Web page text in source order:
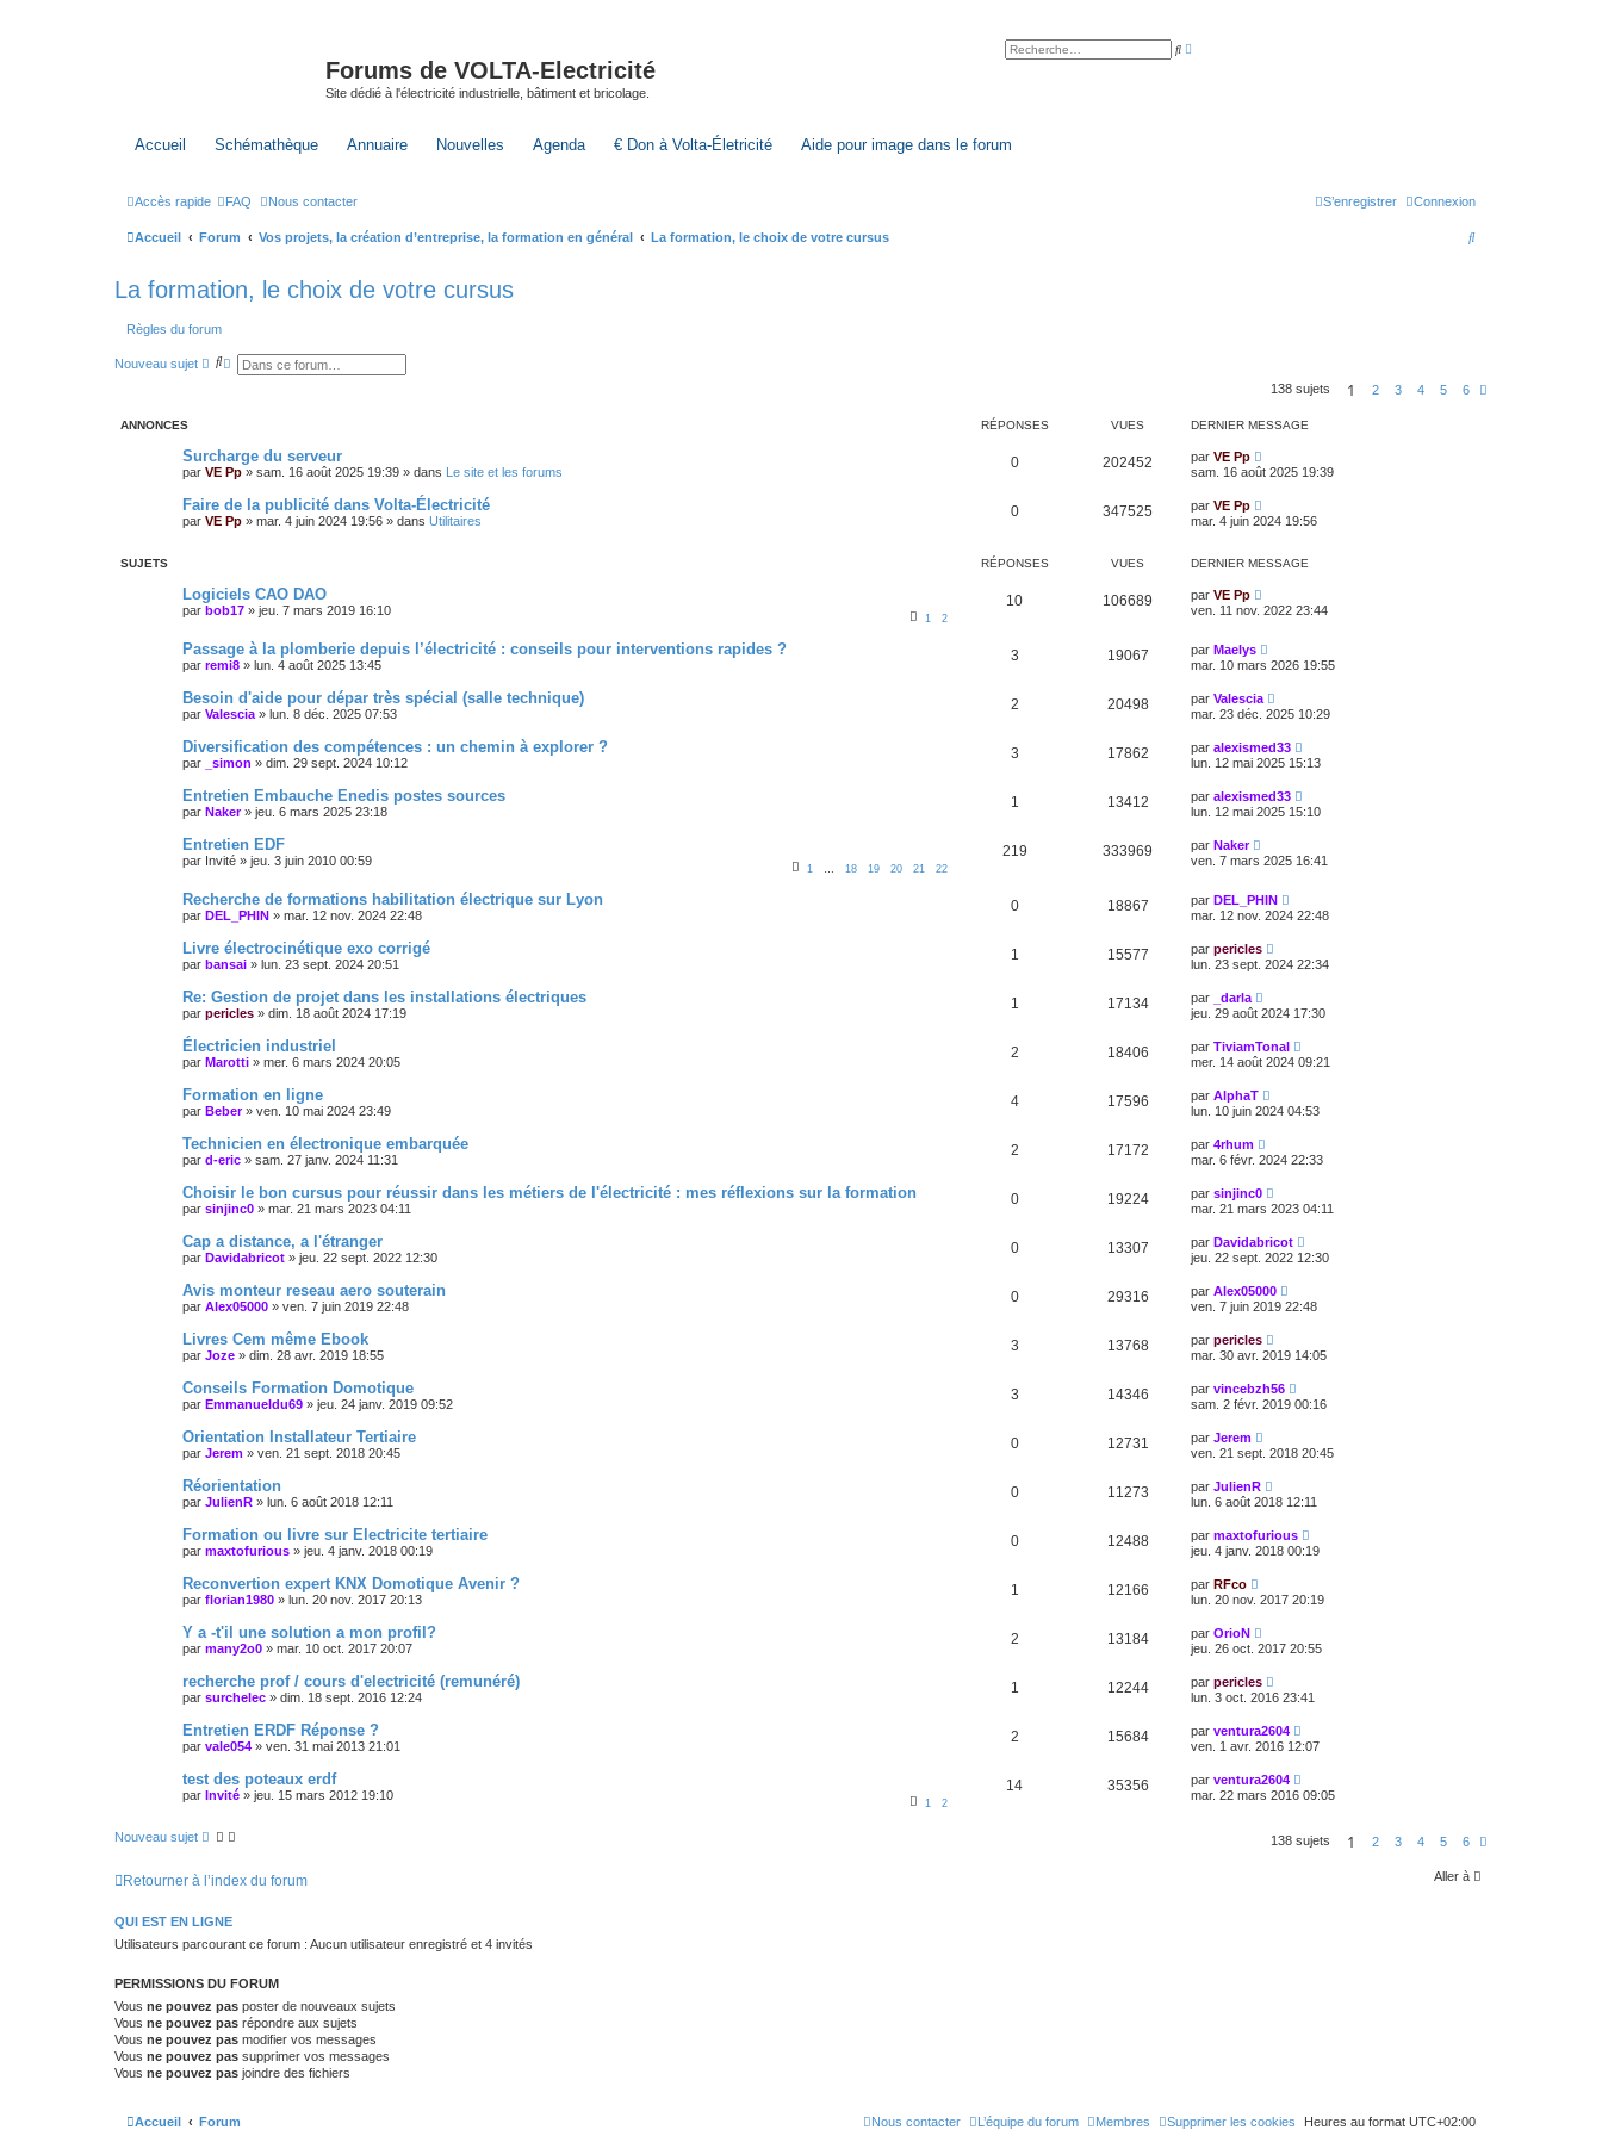
Forums de VOLTA-Electricité
Site dédié à l'électricité industrielle, bâtiment et bricolage.
R
Accueil Schémathèque Annuaire Nouvelles Agenda € Don à Volta-Életricité Aide pour image dans le forum
Accès rapide FAQ Nous contacter Connexion
S’enregistrer
Accueil Forum Vos projets, la création d’entreprise, la formation en général La formation, le choix de votre cursus
R
La formation, le choix de votre cursus
Règles du forum
Nouveau sujet
R
h
e
R
h
e
v
a
n
138 sujets 1 2 3 4 5 6
ANNONCES RÉPONSES VUES DERNIER MESSAGE
Surcharge du serveur
par VE Pp » sam. 16 août 2025 19:39 » dans Le site et les forums
0 202452 par VE Pp
sam. 16 août 2025 19:39
Faire de la publicité dans Volta-Électricité
par VE Pp » mar. 4 juin 2024 19:56 » dans Utilitaires
0 347525 par VE Pp
mar. 4 juin 2024 19:56
SUJETS RÉPONSES VUES DERNIER MESSAGE
Logiciels CAO DAO
par bob17 » jeu. 7 mars 2019 16:10
1 2
10 106689 par VE Pp
ven. 11 nov. 2022 23:44
Passage à la plomberie depuis l’électricité : conseils pour interventions rapides ?
par remi8 » lun. 4 août 2025 13:45
3 19067 par Maelys
mar. 10 mars 2026 19:55
Besoin d'aide pour dépar très spécial (salle technique)
par Valescia » lun. 8 déc. 2025 07:53
2 20498 par Valescia
mar. 23 déc. 2025 10:29
Diversification des compétences : un chemin à explorer ?
par _simon » dim. 29 sept. 2024 10:12
3 17862 par alexismed33
lun. 12 mai 2025 15:13
Entretien Embauche Enedis postes sources
par Naker» jeu. 6 mars 2025 23:18
1 13412 par alexismed33
lun. 12 mai 2025 15:10
Entretien EDF
par Invité » jeu. 3 juin 2010 00:59
1 18 19 20 21 22
219 333969 par Naker
ven. 7 mars 2025 16:41
Recherche de formations habilitation électrique sur Lyon
par DEL_PHIN » mar. 12 nov. 2024 22:48
0 18867 par DEL_PHIN
mar. 12 nov. 2024 22:48
Livre électrocinétique exo corrigé
par bansai » lun. 23 sept. 2024 20:51
1 15577 par pericles
lun. 23 sept. 2024 22:34
Re: Gestion de projet dans les installations électriques
par pericles » dim. 18 août 2024 17:19
1 17134 par
_darla
jeu. 29 août 2024 17:30
Électricien industriel
par Marotti » mer. 6 mars 2024 20:05
2 18406 par TiviamTonal
mer. 14 août 2024 09:21
Formation en ligne
par Beber» ven. 10 mai 2024 23:49
4 17596 par AlphaT
lun. 10 juin 2024 04:53
Technicien en électronique embarquée
par d-eric » sam. 27 janv. 2024 11:31
2 17172 par 4rhum
mar. 6 févr. 2024 22:33
Choisir le bon cursus pour réussir dans les métiers de l'électricité : mes réflexions sur la formation
par sinjinc0 » mar. 21 mars 2023 04:11
0 19224 par sinjinc0
mar. 21 mars 2023 04:11
Cap a distance, a l'étranger
par Davidabricot » jeu. 22 sept. 2022 12:30
0 13307 par Davidabricot
jeu. 22 sept. 2022 12:30
Avis monteur reseau aero souterain
par Alex05000 » ven. 7 juin 2019 22:48
0 29316 par Alex05000
ven. 7 juin 2019 22:48
Livres Cem même Ebook
par Joze » dim. 28 avr. 2019 18:55
3 13768 par pericles
mar. 30 avr. 2019 14:05
Conseils Formation Domotique
par Emmanueldu69 » jeu. 24 janv. 2019 09:52
3 14346 par vincebzh56
sam. 2 févr. 2019 00:16
Orientation Installateur Tertiaire
par Jerem » ven. 21 sept. 2018 20:45
0 12731 par Jerem
ven. 21 sept. 2018 20:45
Réorientation
par JulienR » lun. 6 août 2018 12:11
0 11273 par JulienR
lun. 6 août 2018 12:11
Formation ou livre sur Electricite tertiaire
par maxtofurious » jeu. 4 janv. 2018 00:19
0 12488 par maxtofurious
jeu. 4 janv. 2018 00:19
Reconvertion expert KNX Domotique Avenir ?
par florian1980 » lun. 20 nov. 2017 20:13
1 12166 par RFco
lun. 20 nov. 2017 20:19
Y a -t'il une solution a mon profil?
par many2o0 » mar. 10 oct. 2017 20:07
2 13184 par OrioN
jeu. 26 oct. 2017 20:55
recherche prof / cours d'electricité (remunéré)
par surchelec » dim. 18 sept. 2016 12:24
1 12244 par pericles
lun. 3 oct. 2016 23:41
Entretien ERDF Réponse ?
par vale054 » ven. 31 mai 2013 21:01
2 15684 par ventura2604
ven. 1 avr. 2016 12:07
test des poteaux erdf
par Invité » jeu. 15 mars 2012 19:10
1 2
14 35356 par ventura2604
mar. 22 mars 2016 09:05
Nouveau sujet 138 sujets 1 2 3 4 5 6
Retourner à l’index du forum Aller à
QUI EST EN LIGNE
Utilisateurs parcourant ce forum : Aucun utilisateur enregistré et 4 invités
PERMISSIONS DU FORUM
Vous ne pouvez pas poster de nouveaux sujets
Vous ne pouvez pas répondre aux sujets
Vous ne pouvez pas modifier vos messages
Vous ne pouvez pas supprimer vos messages
Vous ne pouvez pas joindre des fichiers
Accueil Forum Heures au format UTC+02:00
Supprimer les cookies
Membres
L’équipe du forum
Nous contacter